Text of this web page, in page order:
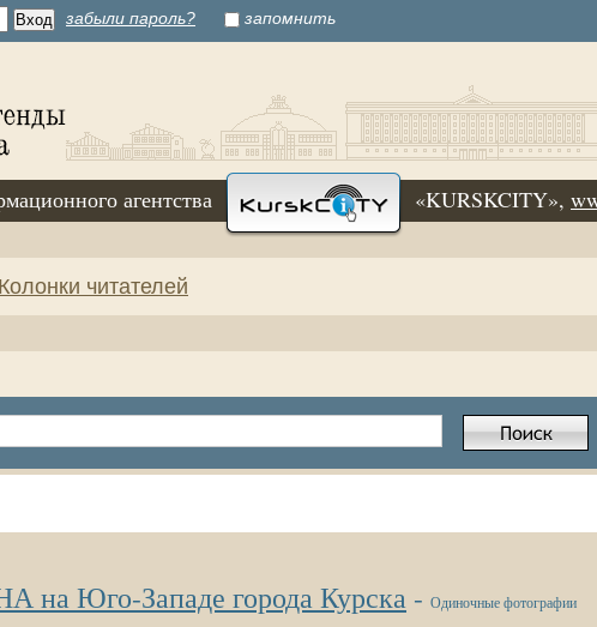
забыли пароль? запомнить
агентства «KURSKCITY»,
Колонки читателей
Юго-Западе города Курска - Одиночные фотографии